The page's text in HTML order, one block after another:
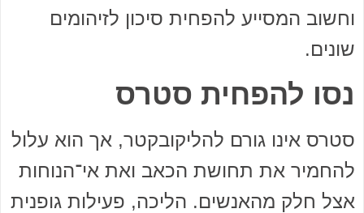
וחשוב המסייע להפחית סיכון לזיהומים
שונים.
נסו להפחית סטרס
סטרס אינו גורם להליקובקטר, אך הוא עלול
להחמיר את תחושת הכאב ואת אי־הנוחות
אצל חלק מהאנשים. הליכה, פעילות גופנית